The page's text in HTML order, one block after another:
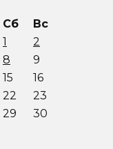
Сб
Вс
1
2
8
9
15
16
22
23
29
30